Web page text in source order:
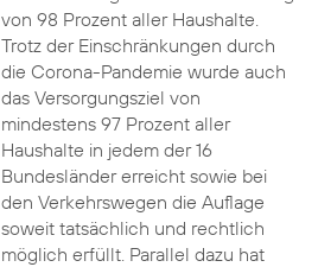
von 98 Prozent aller Haushalte.
Trotz der Einschränkungen durch
die Corona-Pandemie wurde auch
das Versorgungsziel von
mindestens 97 Prozent aller
Haushalte in jedem der 16
Bundesländer erreicht sowie bei
den Verkehrswegen die Auflage
soweit tatsächlich und rechtlich
möglich erfüllt. Parallel dazu hat